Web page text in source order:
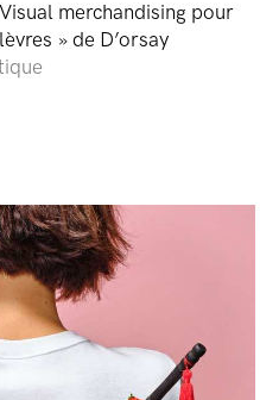
merchandising pour
» de D’orsay